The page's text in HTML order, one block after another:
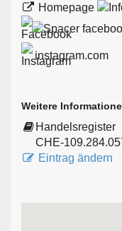
Homepage
instagram.com
Weitere
Handelsregister
CHE-
Eintrag ändern